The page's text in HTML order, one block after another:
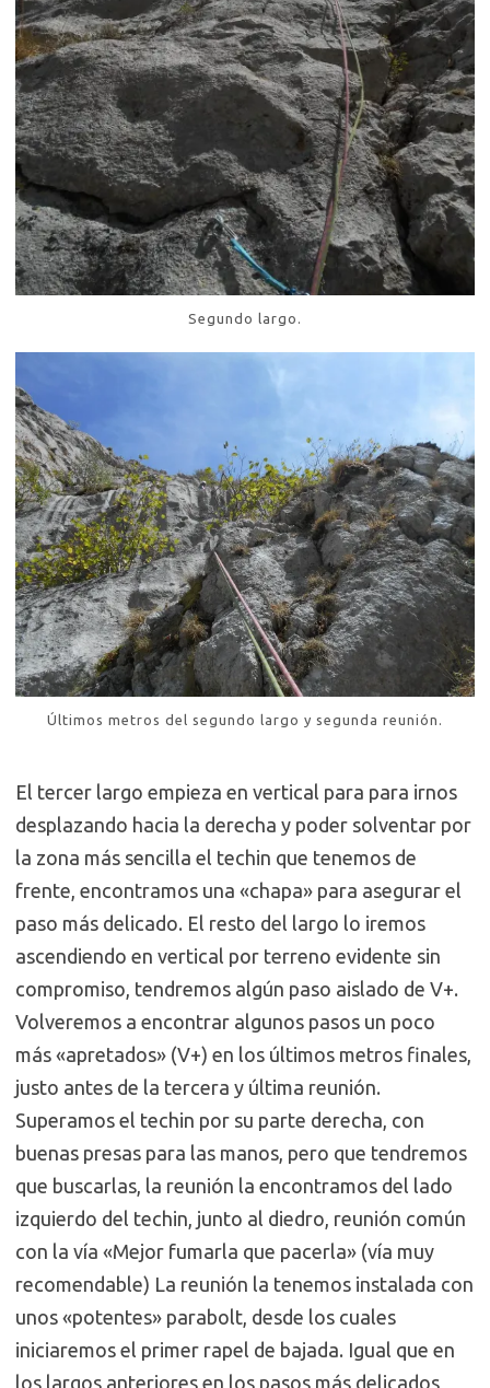
Segundo largo.
Últimos metros del segundo largo y segunda reunión.
El tercer largo empieza en vertical para para irnos
desplazando hacia la derecha y poder solventar por
la zona más sencilla el techin que tenemos de
frente, encontramos una «chapa» para asegurar el
paso más delicado. El resto del largo lo iremos
ascendiendo en vertical por terreno evidente sin
compromiso, tendremos algún paso aislado de V+.
Volveremos a encontrar algunos pasos un poco
más «apretados» (V+) en los últimos metros finales,
justo antes de la tercera y última reunión.
Superamos el techin por su parte derecha, con
buenas presas para las manos, pero que tendremos
que buscarlas, la reunión la encontramos del lado
izquierdo del techin, junto al diedro, reunión común
con la vía «Mejor fumarla que pacerla» (vía muy
recomendable) La reunión la tenemos instalada con
unos «potentes» parabolt, desde los cuales
iniciaremos el primer rapel de bajada. Igual que en
los largos anteriores en los pasos más delicados